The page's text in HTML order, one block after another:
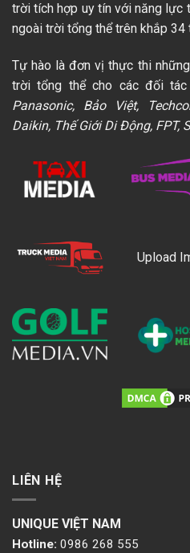
trời tích hợp uy tín với năng lực
ngoài trời tổng thể trên khắp 34
Tự hào là đơn vị thực thi
trời tổng thể cho các đối
Panasonic, Bảo Việt,
Daikin, Thế Giới Di Động, FPT,
Upload
LIÊN HỆ
UNIQUE VIỆT NAM
Hotline: 0986 268 555